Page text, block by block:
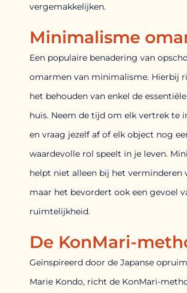
vergemakkelijken.
Minimalisme
Een populaire benadering van
omarmen van minimalisme. Hierbij
het behouden van enkel de
huis. Neem de tijd om elk vertrek te
en vraag jezelf af of elk object nog
waardevolle rol speelt in je leven.
helpt niet alleen bij het verminderen
maar het bevordert ook een gevoel
ruimtelijkheid.
De KonMari-
Geïnspireerd door de Japanse
Marie Kondo, richt de KonMari-